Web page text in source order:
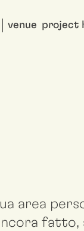
venue project
area
fatto,